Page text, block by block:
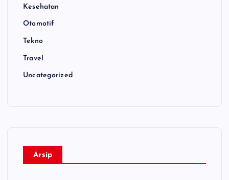
Kesehatan
Otomotif
Tekno
Travel
Uncategorized
Arsip